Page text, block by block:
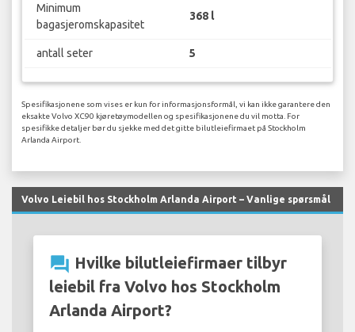
Minimum
bagasjeromskapasitet
368 l
antall seter 5
Spesifikasjonene som vises er kun for informasjonsformål, vi kan ikke garantere den
eksakte Volvo XC90 kjøretøymodellen og spesifikasjonene du vil motta. For
spesifikke detaljer bør du sjekke med det gitte bilutleiefirmaet på Stockholm
Arlanda Airport.
Volvo Leiebil hos Stockholm Arlanda Airport – Vanlige spørsmål
question_answer Hvilke bilutleiefirmaer tilbyr
leiebil fra Volvo hos Stockholm
Arlanda Airport?